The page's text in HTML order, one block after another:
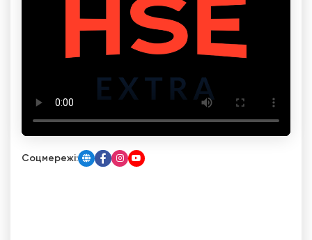
Соцмережі: